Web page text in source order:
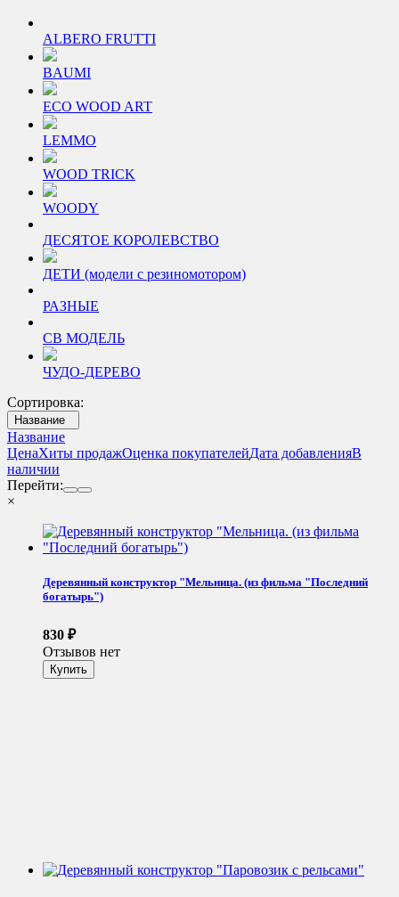
ALBERO FRUTTI
BAUMI
ECO WOOD ART
LEMMO
WOOD TRICK
WOODY
ДЕСЯТОЕ КОРОЛЕВСТВО
ДЕТИ (модели с резиномотором)
РАЗНЫЕ
СВ МОДЕЛЬ
ЧУДО-ДЕРЕВО
Сортировка:
Название
Название
ЦенаХиты продажОценка покупателейДата добавленияВ
наличии
Перейти:
×
Деревянный конструктор "Мельница. (из фильма "Последний
богатырь")
830 ₽
Отзывов нет